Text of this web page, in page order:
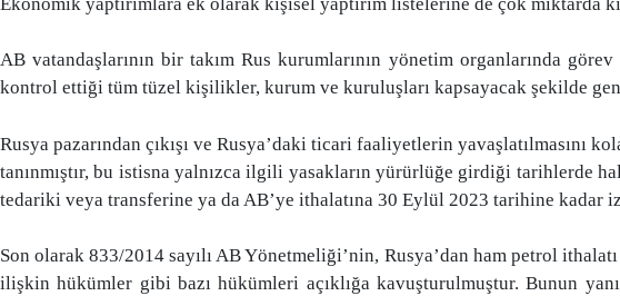
AB vatandaşlarının bir takım Rus kurumlarının yönetim organlarında
kontrol ettiği tüm tüzel kişilikler, kurum ve kuruluşları kapsayacak şekilde
Rusya pazarından çıkışı ve Rusya’daki ticari faaliyetlerin yavaşlatılmasını
tanınmıştır, bu istisna yalnızca ilgili yasakların yürürlüğe girdiği tarihlerde
tedariki veya transferine ya da AB’ye ithalatına 30 Eylül 2023 tarihine kadar
Son olarak 833/2014 sayılı AB Yönetmeliği’nin, Rusya’dan ham petrol
ilişkin hükümler gibi bazı hükümleri açıklığa kavuşturulmuştur. Bunun